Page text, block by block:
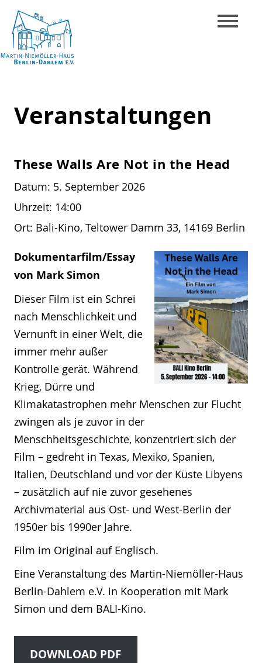
Skip
content
Niemöller-
Haus
Dahlem
Veranstaltungen
These Walls Are Not in the Head
Datum: 5. September 2026
Uhrzeit: 14:00
Ort: Bali-Kino, Teltower Damm 33, 14169 Berlin
Dokumentarfilm/Essay
von Mark Simon
Dieser Film ist ein Schrei
nach Menschlichkeit und
Vernunft in einer Welt, die
immer mehr außer
Kontrolle gerät. Während
Krieg, Dürre und
Klimakatastrophen mehr Menschen zur Flucht
zwingen als je zuvor in der
Menschheitsgeschichte, konzentriert sich der
Film – gedreht in Texas, Mexiko, Spanien,
Italien, Deutschland und vor der Küste Libyens
– zusätzlich auf nie zuvor gesehenes
Archivmaterial aus Ost- und West-Berlin der
1950er bis 1990er Jahre.
Film im Original auf Englisch.
Eine Veranstaltung des Martin-Niemöller-Haus
Berlin-Dahlem e.V. in Kooperation mit Mark
Simon und dem BALI-Kino.
DOWNLOAD PDF